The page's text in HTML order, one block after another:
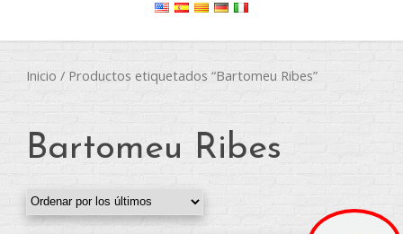
Inicio / Productos etiquetados “Bartomeu Ribes”
Bartomeu Ribes